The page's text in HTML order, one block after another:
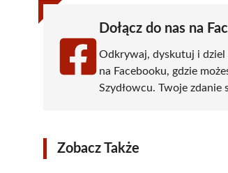
Dołącz do nas na
Odkrywaj, dyskutuj i dziel
na Facebooku, gdzie
Szydłowcu. Twoje zdanie
Zobacz Także